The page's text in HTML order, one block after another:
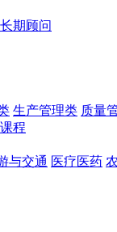
期顾问
生产管理类 质量
程
与交通 医疗医药